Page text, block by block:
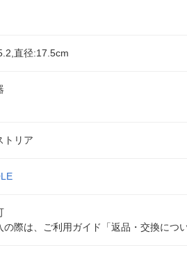
直径:17.5cm
トリア
の際は、ご利用ガイド「返品・交換につ